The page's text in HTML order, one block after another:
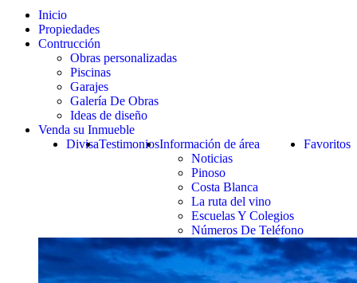
Inicio
Propiedades
Contrucción
Obras personalizadas
Piscinas
Garajes
Galería De Obras
Ideas de diseño
Venda su Inmueble
Favoritos
Información de área
Noticias
Pinoso
Costa Blanca
La ruta del vino
Escuelas Y Colegios
Números De Teléfono
Testimonios
Divisa